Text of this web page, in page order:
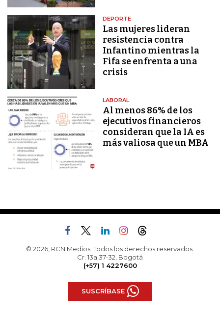
DEPORTE
Las mujeres lideran
resistencia contra
Infantino mientras la
Fifa se enfrenta a una
crisis
LABORAL
Al menos 86% de los
ejecutivos financieros
consideran que la IA es
más valiosa que un MBA
© 2026, RCN Medios. Todos los derechos reservados.
Cr. 13a 37-32, Bogotá
(+57) 1 4227600
SUSCRÍBASE